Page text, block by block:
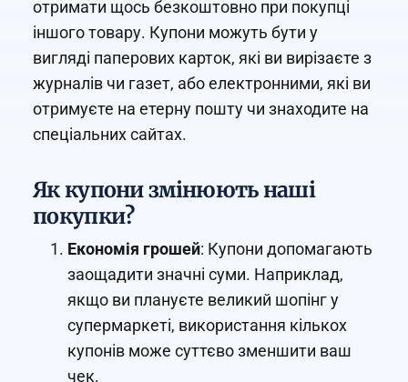
отримати щось безкоштовно при покупці
іншого товару. Купони можуть бути у
вигляді паперових карток, які ви вирізаєте з
журналів чи газет, або електронними, які ви
отримуєте на етерну пошту чи знаходите на
спеціальних сайтах.
Як купони змінюють наші
покупки?
Економія грошей: Купони допомагають
заощадити значні суми. Наприклад,
якщо ви плануєте великий шопінг у
супермаркеті, використання кількох
купонів може суттєво зменшити ваш
чек.